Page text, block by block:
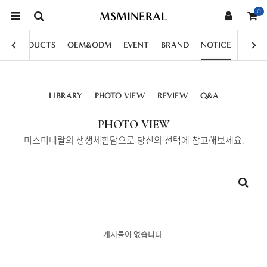
MSMINERAL 0
PRODUCTS OEM&ODM EVENT BRAND NOTICE
LIBRARY PHOTO VIEW REVIEW Q&A
PHOTO VIEW
미스미네랄의 생생체험담으로 당신의 선택에 참고해보세요.
게시물이 없습니다.